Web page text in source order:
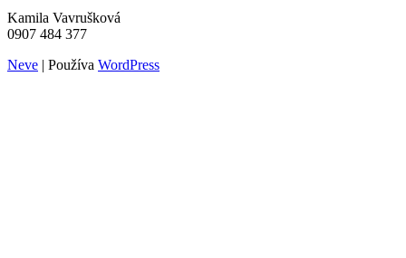
Kamila Vavrušková
0907 484 377
Neve | Používa WordPress